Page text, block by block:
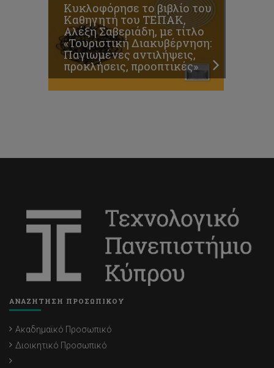
Κυκλοφόρησε το βιβλίο του
Καθηγητή του ΤΕΠΑΚ,
Αλέξη Σαβεριάδη, με τίτλο
«Τουριστική Διακυβέρνηση:
Παγιωμένες αντιλήψεις,
προκλήσεις, προοπτικές»
ΑΝΑΖΗΤΗΣΗ ΠΡΟΣΩΠΙΚΟΥ
Ακαδημαϊκό Προσωπικό
Διοικητικό Προσωπικό